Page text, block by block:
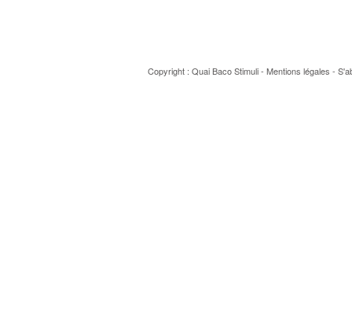
Copyright : Quai BacoStimuli- Mentions légales -